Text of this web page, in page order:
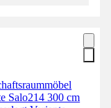
Salo214 300 cm